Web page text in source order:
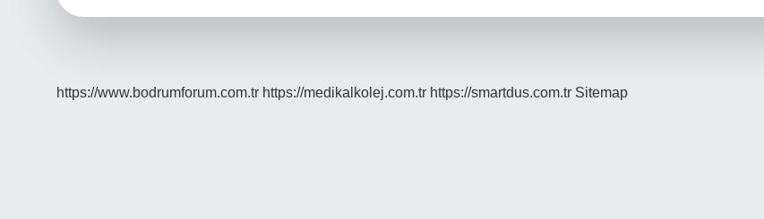
https://www.bodrumforum.com.tr https://medikalkolej.com.tr https://smartdus.com.tr Sitemap